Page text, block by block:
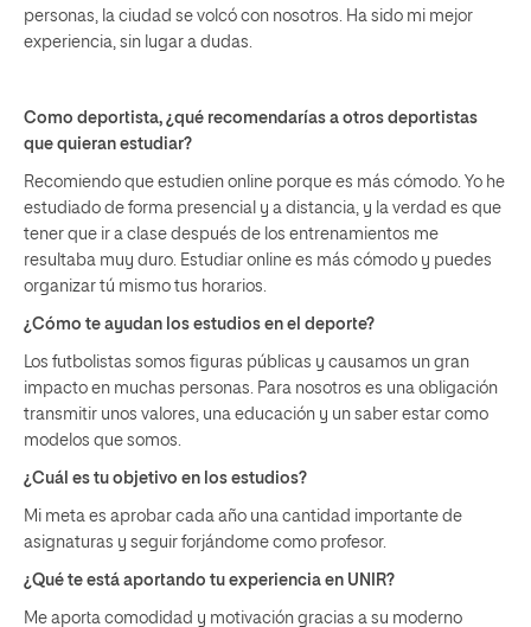
personas, la ciudad se volcó con nosotros. Ha sido mi mejor
experiencia, sin lugar a dudas.
Como deportista, ¿qué recomendarías a otros deportistas
que quieran estudiar?
Recomiendo que estudien online porque es más cómodo. Yo he
estudiado de forma presencial y a distancia, y la verdad es que
tener que ir a clase después de los entrenamientos me
resultaba muy duro. Estudiar online es más cómodo y puedes
organizar tú mismo tus horarios.
¿Cómo te ayudan los estudios en el deporte?
Los futbolistas somos figuras públicas y causamos un gran
impacto en muchas personas. Para nosotros es una obligación
transmitir unos valores, una educación y un saber estar como
modelos que somos.
¿Cuál es tu objetivo en los estudios?
Mi meta es aprobar cada año una cantidad importante de
asignaturas y seguir forjándome como profesor.
¿Qué te está aportando tu experiencia en UNIR?
Me aporta comodidad y motivación gracias a su moderno